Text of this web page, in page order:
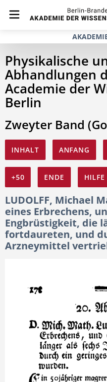
Physikalische
Abhandlungen
Academie der
Berlin
Zweyter Band
INHALT ANFANG
+50 ENDE HILFE
LUDOLFF, Michael
eines Erbrechens,
Engbrüstigkeit, die
fortdaureten, und
Arzneymittel